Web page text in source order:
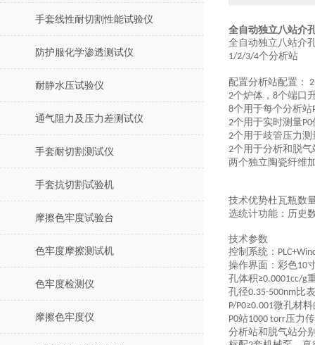
手套线性耐切割性能试验仪
防护服化学渗透测试仪
耐静水压试验仪
通气阻力及压力差测试仪
手套耐切割测试仪
手套抗切割试验机
摩擦色牢度试验台
色牢度摩擦测试机
色牢度检测仪
摩擦色牢度仪
全自动独立八站介
全自动独立八站介
1/2/3/4个分析站
配置分析站配置：
2个炉体， 8个端口
8个用于每个分析站
2个用于实时测量P0
2个用于歧管压力
2个用于分析和脱气
两个独立陶瓷纤维
技术优势杜瓦瓶数
选统计功能：历史
技术参数
控制系统：
操作界面：彩色10
孔体积≥0.0001cc/g
孔径0.35-500nm比
P/P0≥0.001微孔材
P0站1000 torr压力
分析站和脱气站分